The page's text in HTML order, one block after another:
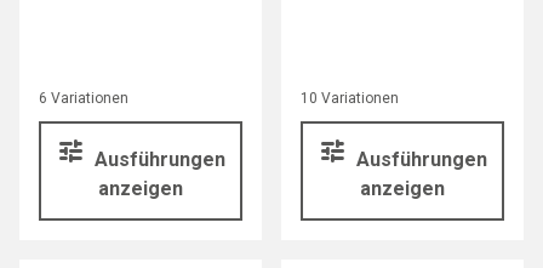
6 Variationen
Ausführungen
anzeigen
10 Variationen
Ausführungen
anzeigen